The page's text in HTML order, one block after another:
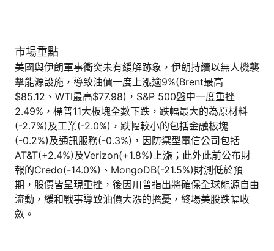
市場重點
美國與伊朗軍事衝突未有緩解跡象，伊朗持續以無人機襲
擊能源設施，導致油價一度上漲逾9%(Brent最高
$85.12、WTI最高$77.98)，S&P 500盤中一度重挫
2.49%，標普11大板塊全數下跌，跌幅最大的為原材料
(-2.7%)及工業(-2.0%)，跌幅較小的包括金融板塊
(-0.2%)及通訊服務(-0.3%)，因防禦型電信公司包括
AT&T(+2.4%)及Verizon(+1.8%)上漲；此外此前公布財
報的Credo(-14.0%)、MongoDB(-21.5%)財測低於預
期，股價皆呈現重挫，後因川普指出將確保全球能源自由
流動，緩和戰事導致油價大漲的擔憂，終場美股跌幅收
斂。